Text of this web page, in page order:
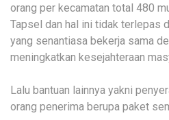
orang per kecamatan total 480
Tapsel dan hal ini tidak terlepas
yang senantiasa bekerja sama
meningkatkan kesejahteraan
Lalu bantuan lainnya yakni
orang penerima berupa paket